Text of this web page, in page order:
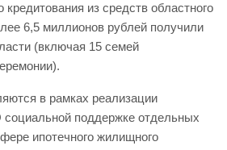
кредитования из средств областного
6,5 миллионов рублей получили
(включая 15 семей
в рамках реализации
социальной поддержке отдельных
ипотечного жилищного